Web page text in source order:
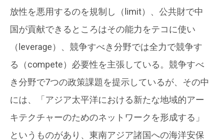
放性を悪用するのを規制し（limit）、公共財で中
国が貢献できるところはその能力をテコに使い
（leverage）、競争すべき分野では全力で競争す
る（compete）必要性を主張している。競争すべ
き分野で7つの政策課題を提示しているが、その中
には、「アジア太平洋における新たな地域的アー
キテクチャーのためのネットワークを形成する」
というものがあり、東南アジア諸国への海洋安保